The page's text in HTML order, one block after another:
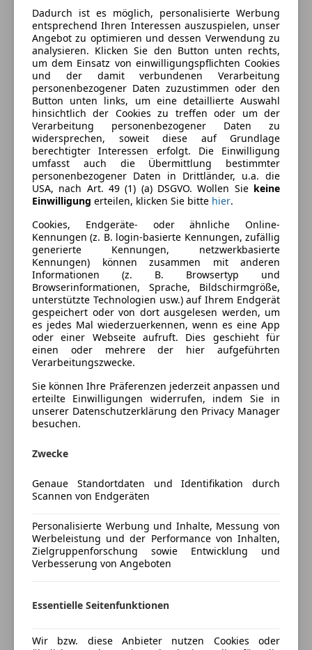
Kraftstoff
Diesel
Ausstattung
Komfort
Armlehne
Beheizbare Frontscheibe
Beheizbares Lenkrad
Berganfahrassistent
Einparkhilfe
Einparkhilfe Rückfahrkamera
Einparkhilfe selbstlenkendes System
Einparkhilfe Sensoren hinten
Einparkhilfe Sensoren vorne
Elektrische Fensterheber
Elektrische Seitenspiegel
Getönte Scheiben
Klimaanlage
Klimaautomatik
Lederlenkrad
Lichtsensor
Multifunktionslenkrad
Navigationssystem
Regensensor
Sitzheizung
Start/Stop-Automatik
teilb. Rücksitzbank
Unterhaltung/Media
Android Auto
Bordcomputer
Freisprecheinrichtung
Mehr anzeigen
Farbe und Innenausstattung
Außenfarbe
Rot
Farbe der
Innenausstattung
Schwarz
Fahrzeugbeschreibung
Österreichisches Fahrzeug,
1.-Besitz,
**Neues Modell**
**Active**Ausführung
Tempomat,
LED-Scheinwerfer, LED-Tagfahrlicht,
Großes Radio/Navigationsdisplay, Rückfahrkamera,
Sitzheizung, Lenkradheizung, Windschutzscheibe
Android Auto, Apple Carplay, Klimatronik, DAB-Radio,
Spiegelung des Smartphones am Radiodisplay,
Multifunktionslenkrad, Lederlenkrad, Isofix,
hinten,
Spurhalteassistent, Pre-Collision Assist,
Berganfahrhilfe,
und vieles mehr....
Eintausch und Finanzierung (Leasing) möglich.
Mehr anzeigen
Preisbewertung
Mehr anzeigen
Versicherung
Kfz-Versicherung
Versicherungsschutz an Ihre Bedürfnisse
Dadurch ist es möglich, personalisierte Werbung
entsprechend Ihren Interessen auszuspielen, unser
Angebot zu optimieren und dessen Verwendung zu
analysieren. Klicken Sie den Button unten rechts,
um dem Einsatz von einwilligungspflichten Cookies
und der damit verbundenen Verarbeitung
personenbezogener Daten zuzustimmen oder den
Button unten links, um eine detaillierte Auswahl
hinsichtlich der Cookies zu treffen oder um der
Verarbeitung personenbezogener Daten zu
widersprechen, soweit diese auf Grundlage
berechtigter Interessen erfolgt. Die Einwilligung
umfasst auch die Übermittlung bestimmter
personenbezogener Daten in Drittländer, u.a. die
USA, nach Art. 49 (1) (a) DSGVO. Wollen Sie keine
Einwilligung erteilen, klicken Sie bitte hier.
Cookies, Endgeräte- oder ähnliche Online-
Kennungen (z. B. login-basierte Kennungen, zufällig
generierte Kennungen, netzwerkbasierte
Kennungen) können zusammen mit anderen
Informationen (z. B. Browsertyp und
Browserinformationen, Sprache, Bildschirmgröße,
unterstützte Technologien usw.) auf Ihrem Endgerät
gespeichert oder von dort ausgelesen werden, um
es jedes Mal wiederzuerkennen, wenn es eine App
oder einer Webseite aufruft. Dies geschieht für
einen oder mehrere der hier aufgeführten
Verarbeitungszwecke.
Sie können Ihre Präferenzen jederzeit anpassen und
erteilte Einwilligungen widerrufen, indem Sie in
unserer Datenschutzerklärung den Privacy Manager
besuchen.
Zwecke
Genaue Standortdaten und Identifikation durch
Scannen von Endgeräten
Personalisierte Werbung und Inhalte, Messung von
Werbeleistung und der Performance von Inhalten,
Zielgruppenforschung sowie Entwicklung und
Verbesserung von Angeboten
Essentielle Seitenfunktionen
Wir bzw. diese Anbieter nutzen Cookies oder